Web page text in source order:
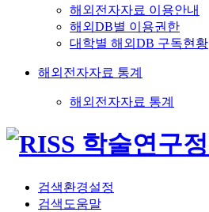
해외전자자료 이용안내
해외DB별 이용권한
대학별 해외DB 구독현황
해외전자자료 통계
해외전자자료 통계
검색환경설정
검색도움말